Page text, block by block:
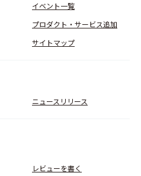
イベント一覧
プロダクト・サービス追加
サイトマップ
ニュースリリース
レビューを書く